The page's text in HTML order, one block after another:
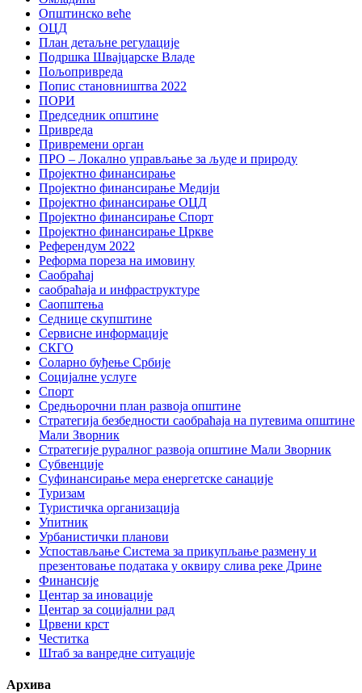
Општинско веће
ОЦД
План детаљне регулације
Подршка Швајцарске Владе
Пољопривреда
Попис становништва 2022
ПОРИ
Председник општине
Привреда
Привремени орган
ПРО – Локално управљање за људе и природу
Пројектно финансирање
Пројектно финансирање Медији
Пројектно финансирање ОЦД
Пројектно финансирање Спорт
Пројектно финансирање Цркве
Референдум 2022
Реформа пореза на имовину
Саобраћај
саобраћаја и инфраструктуре
Саопштења
Седнице скупштине
Сервисне информације
СКГО
Соларно буђење Србије
Социјалне услуге
Спорт
Средњорочни план развоја општине
Стратегија безбедности саобраћаја на путевима општине
Мали Зворник
Стратегије руралног развоја општине Мали Зворник
Субвенције
Суфинансирање мера енергетске санације
Туризам
Туристичка организација
Упитник
Урбанистички планови
Успостављање Система за прикупљање размену и
презентовање података у оквиру слива реке Дрине
Финансије
Центар за иновације
Центар за социјални рад
Црвени крст
Честитка
Штаб за ванредне ситуације
Архива